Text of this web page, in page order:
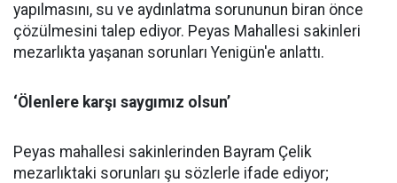
yapılmasını, su ve aydınlatma sorununun biran önce
çözülmesini talep ediyor. Peyas Mahallesi sakinleri
mezarlıkta yaşanan sorunları Yenigün'e anlattı.
‘Ölenlere karşı saygımız olsun’
Peyas mahallesi sakinlerinden Bayram Çelik
mezarlıktaki sorunları şu sözlerle ifade ediyor;